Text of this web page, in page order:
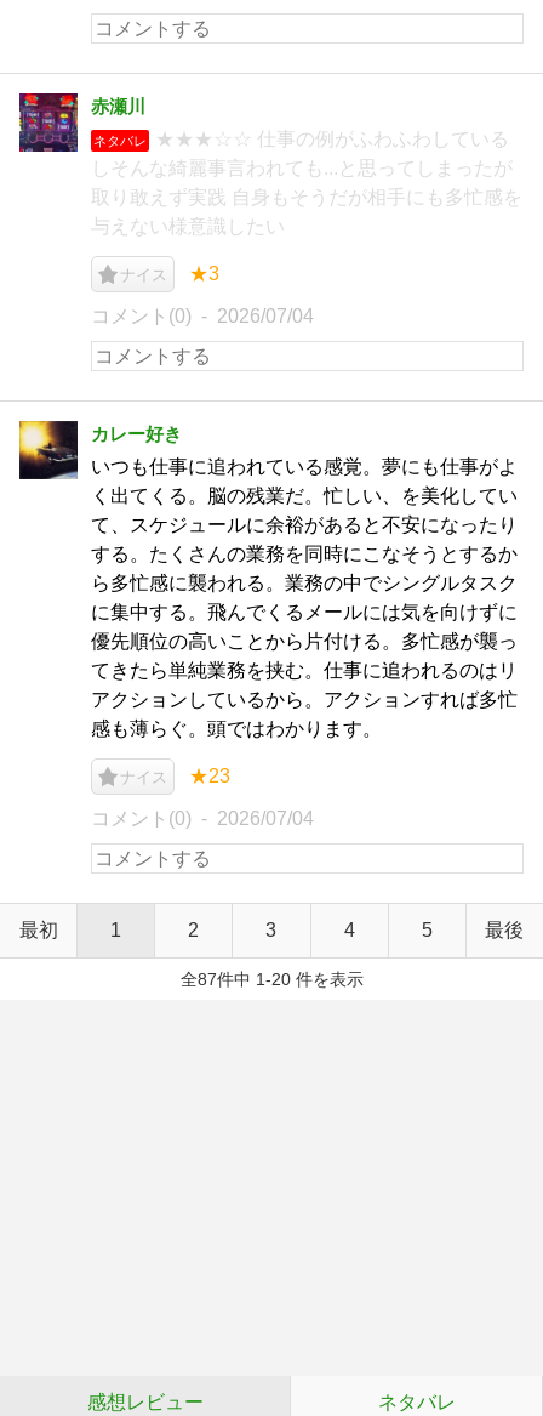
赤瀬川
ネタバレ
★★★☆☆ 仕事の例がふわふわしている
しそんな綺麗事言われても...と思ってしまったが
取り敢えず実践 自身もそうだが相手にも多忙感を
与えない様意識したい
ナイス ★3
コメント(0) 2026/07/04
カレー好き
いつも仕事に追われている感覚。夢にも仕事がよ
く出てくる。脳の残業だ。忙しい、を美化してい
て、スケジュールに余裕があると不安になったり
する。たくさんの業務を同時にこなそうとするか
ら多忙感に襲われる。業務の中でシングルタスク
に集中する。飛んでくるメールには気を向けずに
優先順位の高いことから片付ける。多忙感が襲っ
てきたら単純業務を挟む。仕事に追われるのはリ
アクションしているから。アクションすれば多忙
感も薄らぐ。頭ではわかります。
ナイス ★23
コメント(0) 2026/07/04
最初 1 2 3 4 5 最後
全87件中 1-20 件を表示
感想レビュー ネタバレ